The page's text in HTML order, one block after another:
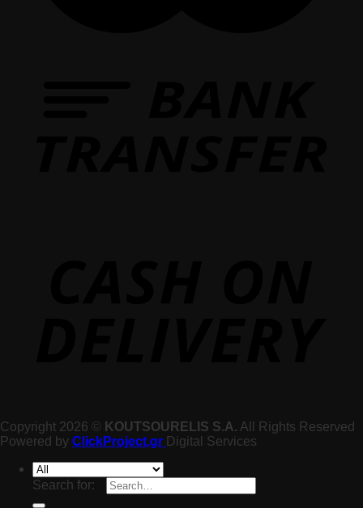
Copyright 2026 © KOUTSOURELIS S.A. All Rights Reserved
Powered by ClickProject.gr Digital Services
Search for: